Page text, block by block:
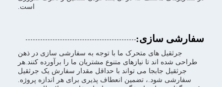
است.
سفارشی سازی:
جرثقیل های متحرک ما با توجه به سفارشی سازی در ذهن
طراحی شده اند تا نیازهای متنوع مشتریان ما را برآورده کنند.هر
جرثقیل جابجا می تواند با حداقل مقدار سفارش یک جرثقیل
سفارشی شود.، تضمین انعطاف پذیری برای هر اندازه پروژه.